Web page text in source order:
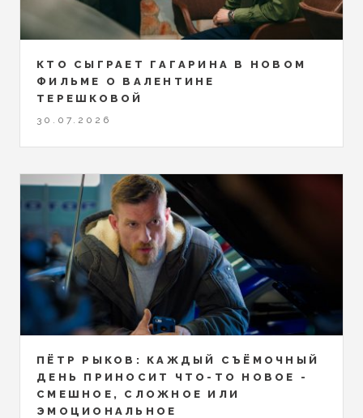
КТО СЫГРАЕТ ГАГАРИНА В НОВОМ
ФИЛЬМЕ О ВАЛЕНТИНЕ
ТЕРЕШКОВОЙ
30.07.2026
ПЁТР РЫКОВ: КАЖДЫЙ СЪЁМОЧНЫЙ
ДЕНЬ ПРИНОСИТ ЧТО-ТО НОВОЕ -
СМЕШНОЕ, СЛОЖНОЕ ИЛИ
ЭМОЦИОНАЛЬНОЕ